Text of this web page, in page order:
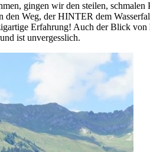
gingen wir den steilen, schmalen
Weg, der HINTER dem
Erfahrung! Auch der Blick von
ist unvergesslich.